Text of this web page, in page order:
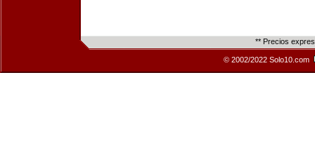
** Precios
© 2002/2022 Solo10.com